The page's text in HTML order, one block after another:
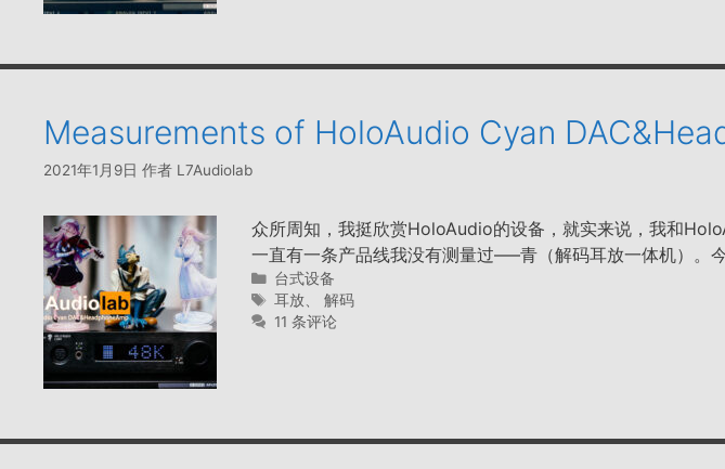
Measurements of HoloAudio Cyan
2021年1月9日 作者 L7Audiolab
众所周知，我挺欣赏HoloAudio的设备，就实来说，我和
一直有一条产品线我没有测量过—–青（解码耳放一体机）。
分
类
台式设备
标
签
耳放 、解码
11 条评论